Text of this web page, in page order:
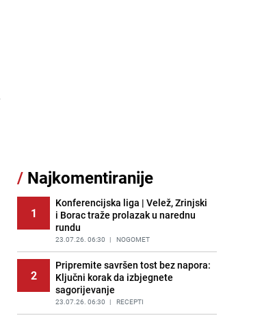
11
KS opkolili zgradu
LOKALNE TEME
12
Šta se dešava u sarajevskom
naselju Vraca? Policija zaprimila
dojavu, izašli na teren
PRIJE 2 DANA | CRNA HRONIKA
13
Pijana sjela za volan: Osiguranje
odbilo isplatu štete na vozilu koje je
slupala Anja Ljubojević
PRIJE 1 DAN | BOSNA I HERCEGOVINA
/ Najkomentiranije
1
Konferencijska liga | Velež, Zrinjski
i Borac traže prolazak u narednu
rundu
23.07.26. 06:30 | NOGOMET
2
Pripremite savršen tost bez napora:
Ključni korak da izbjegnete
sagorijevanje
23.07.26. 06:30 | RECEPTI